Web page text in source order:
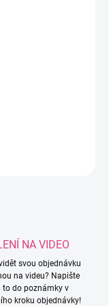
NA VIDEO
svou objednávku
na videu? Napište
to do poznámky v
kroku objednávky!